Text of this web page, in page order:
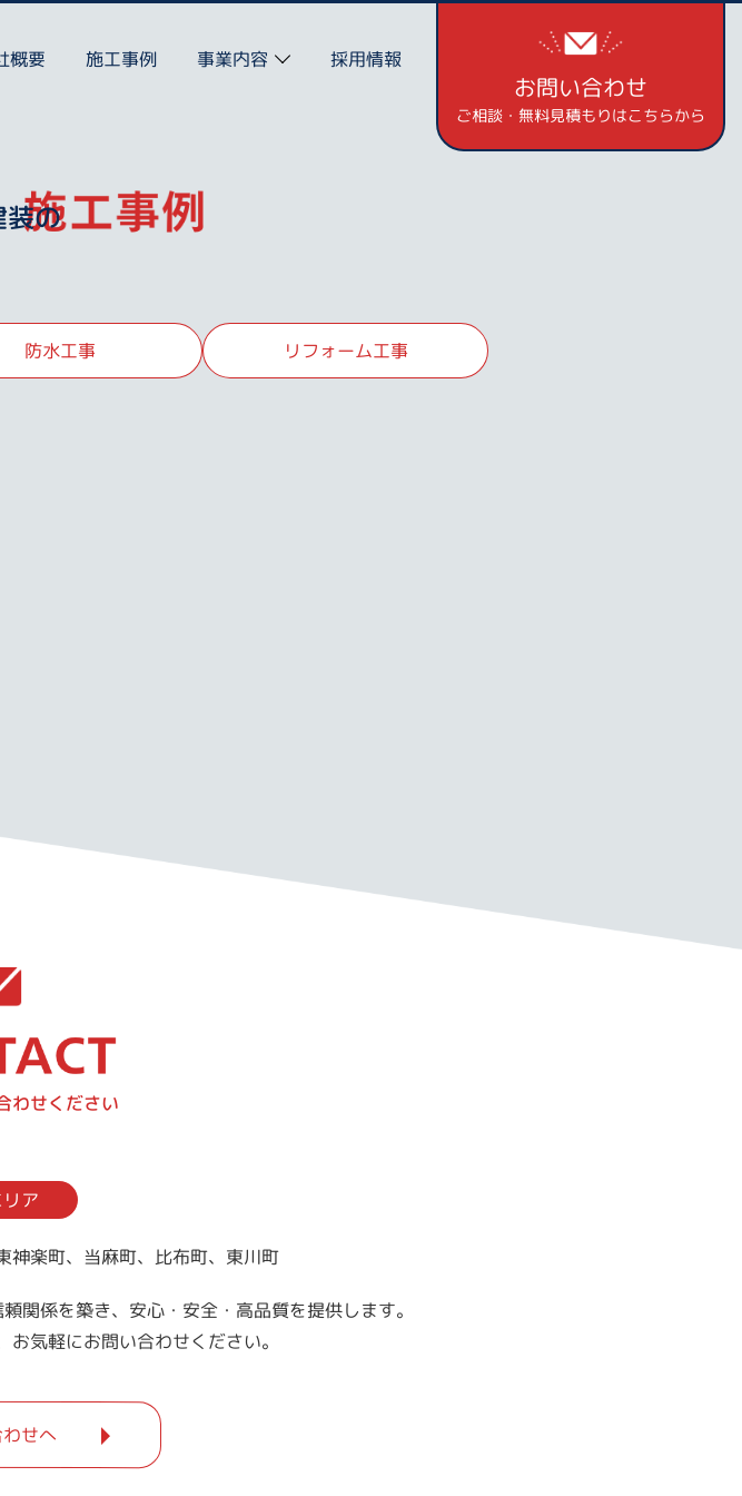
概要 施工事例 事業内容 採用情報
お問い合わせ
ご相談・無料見積もりはこちらから
装の
防水工事 リフォーム工事
わせください
ア
神楽町、当麻町、比布町、東川町
関係を築き、安心・安全・高品質を提供します。
気軽にお問い合わせください。
せへ